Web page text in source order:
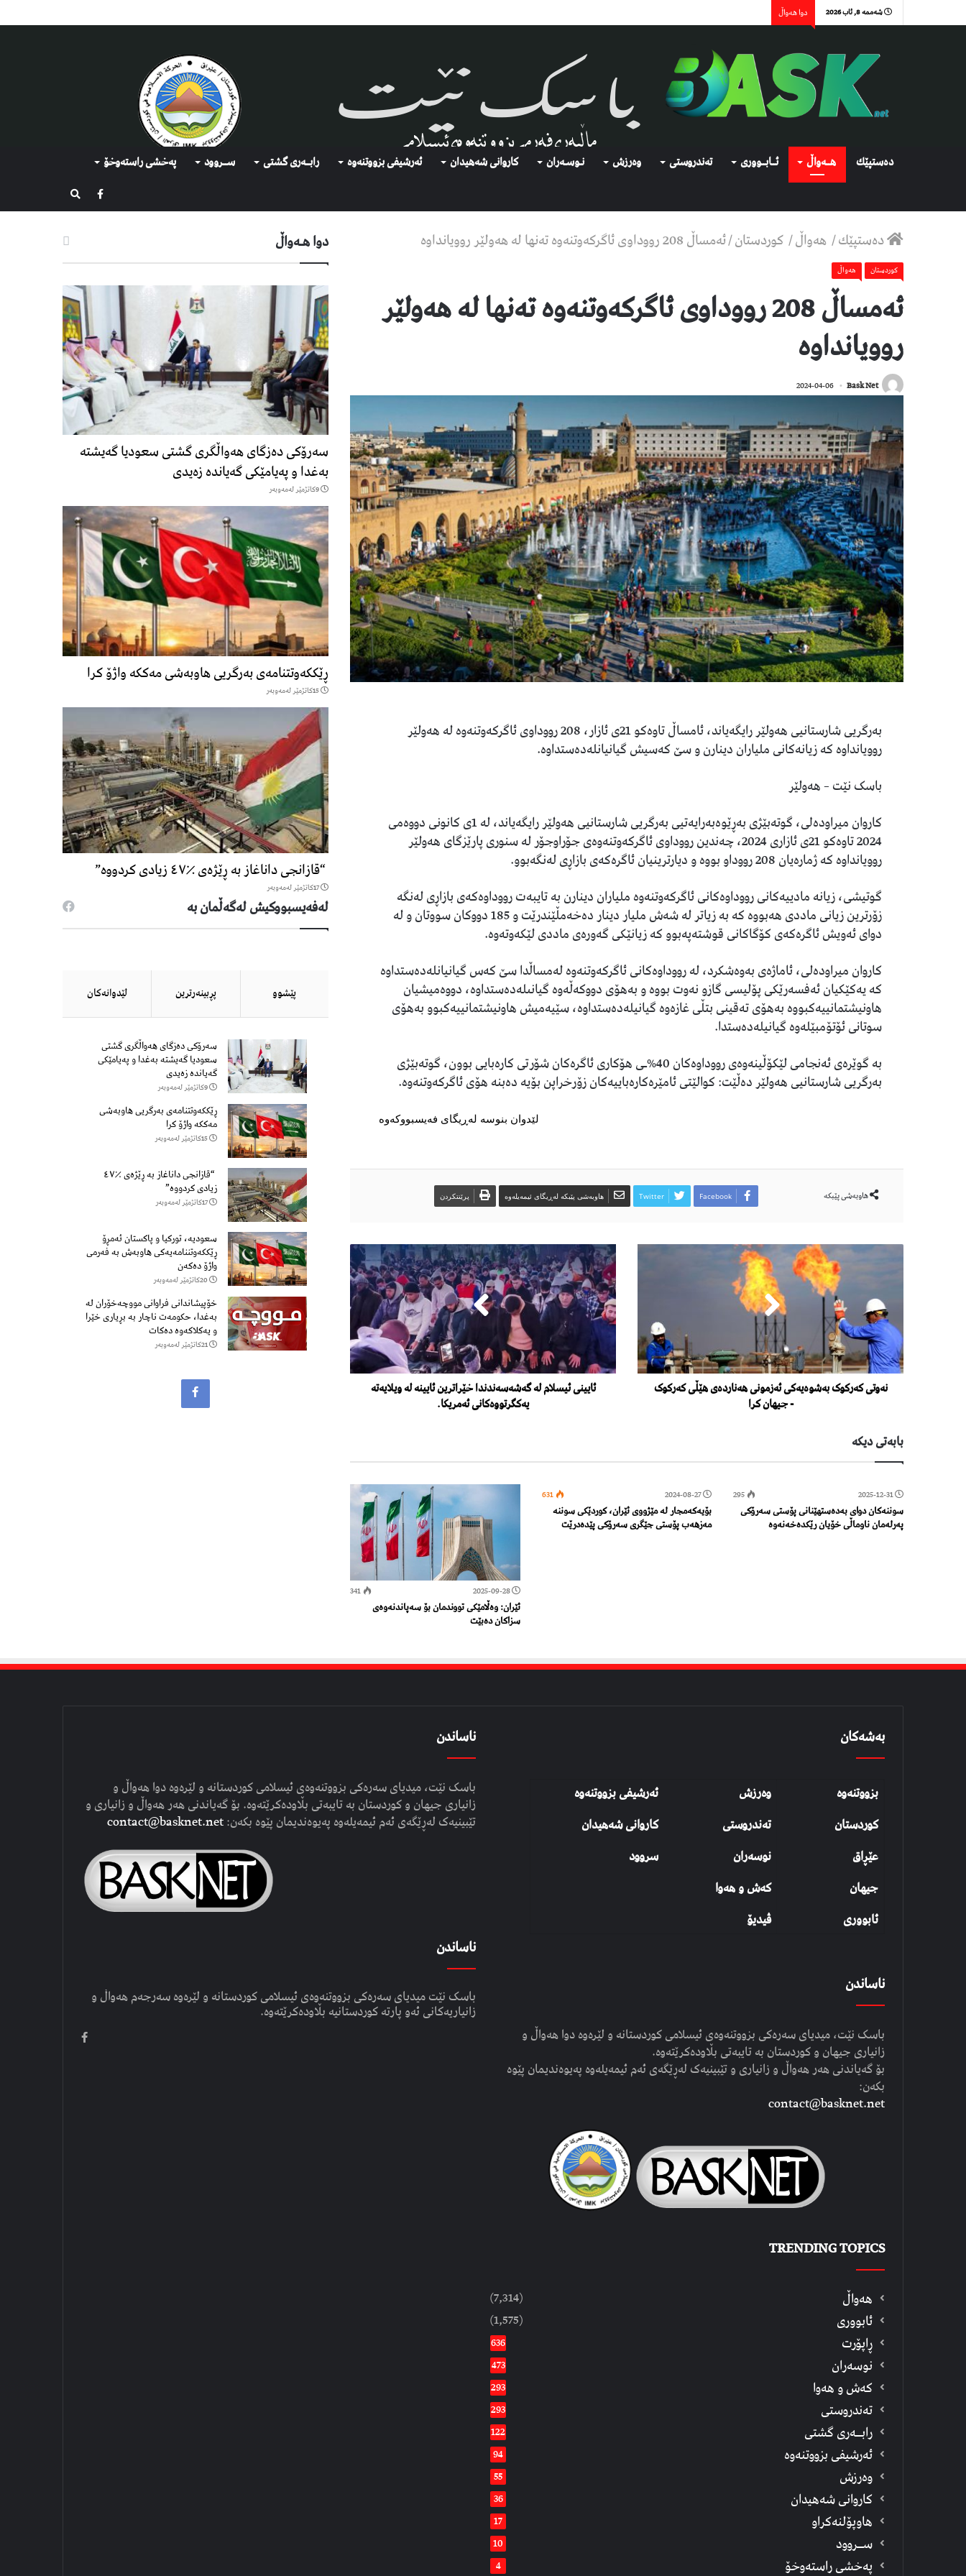
شەممە 8, ئاب 2026 دوا هەواڵ
دەستپێك هــەواڵ ئــابــووری تەندروستی وەرزش نـوسـەران كاروانی شەهیدان ئەرشیفى بزووتنەوە رابــه‌ری گشتی ســروود په‌خشی راسته‌وخۆ
گەڕان
دەستپێك/ هەواڵ/ كوردستان/ئەمساڵ 208 رووداوى ئاگرکەوتنەوە تەنها لە هەولێر روویانداوە
كوردستان هەواڵ
ئەمساڵ 208 رووداوى ئاگرکەوتنەوە تەنها لە هەولێر
روویانداوە
Bask Net
2024-04-06
بەرگریی شارستانیی هەولێر رایگەیاند، ئامساڵ تاوەکو 21ی ئازار، 208 رووداوى ئاگرکەوتنەوە لە هەولێر
روویانداوە کە زیانەکانی ملیاران دینارن و سێ کەسیش گیانیانلەدەستداوە.
باسک نێت – هەولێر
کاروان میراودەلى، گوتەبێژى بەڕێوەبەرایەتیی بەرگریى شارستانیى هەولێر رایگەیاند، لە 1ی کانونی دووەمی
2024 تاوەکو 21ی ئازاری 2024، چەندین رووداوی ئاگرکەوتنەوەی جۆراوجۆر لە سنوری پارێزگای هەولێر
روویانداوە کە ژمارەیان 208 رووداو بووە و دیارترینیان ئاگرەکەی بازاڕی لەنگەبوو.
گوتیشی، زیانە مادییەکانی رووداوەکانی ئاگرکەوتنەوە ملیاران دینارن بە تایبەت رووداوەکەی بازاڕی لەنگە
زۆرترین زیانی ماددی هەبووە کە بە زیاتر لە شەش ملیار دینار دەخەمڵێندرێت و 185 دووکان سووتان و لە
دوای ئەویش ئاگرەکەی کۆگاکانی قوشتەپەبوو کە زیانێکی گەورەی ماددی لێکەوتەوە.
کاروان میراودەلی، ئاماژەی بەوەشکرد، لە رووداوەکانی ئاگرکەوتنەوە لەمساڵدا سێ کەس گیانیانلەدەستداوە
کە یەکێکیان ئەفسەرێکى پۆلیسى گازو نەوت بووە و بەهۆی دووکەڵەوە گیانىلەدەستداوە، دووەمیشیان
هاونیشتمانییەکبووە بەهۆى تەقینى بتڵى غازەوە گیانیلەدەستداوە، سێیەمیش هاونیشتمانییەکبوو بەهۆى
سوتانى ئۆتۆمبێلەوە گیانیلەدەستدا.
بە گوێرەی ئەنجامی لێکۆڵینەوەی رووداوەکان 40%ـى هۆکارى ئاگرەکان شۆرتى کارەبایى بوون، گوتەبێژى
بەرگریى شارستانیى هەولێر دەڵێت: کوالێتی ئامێرەکارەباییەکان زۆرخراپن بۆیە دەبنە هۆی ئاگرکەوتنەوە.
لێدوان بنوسە لەڕیگای فەیسبووکەوە
هاوبەشی پێبكە Facebook
Twitter هاوبەشی پێبکە لەڕیگای ئیمەیلەوە پرێنتکردن
نەوتی کەرکوک بەشوەیەکی ئەزمونی هەناردەی هێڵی کەرکوک
- جیهان کرا
ئایینی ئیسلام لە گەشەسەندندا خێراترین ئایینە لە ویلایەتە
یەکگرتووەکانی ئەمریکا.
بابەتی دیكە
2025-12-31
295
سوننەكان دوای بەدەستهێنانی پۆستی سەرۆكی
پەرلەمان ناوماڵی خۆیان رێكدەخەنەوە
2024-08-27
631
بۆیەکەمجار لە مێژووی ئێران، کوردێکی سوننە
مەزهەب پۆستی جێگری سەرۆکی پێدەدرێت
2025-09-28
341
ئێران: وەڵامێکی تووندمان بۆ سەپاندنەوەی
سزاکان دەبێت
دوا هـه‌واڵ
سەرۆكی دەزگای هەواڵگری گشتی سعودیا گەیشتە
بەغدا و پەیامێكی گەیاندە زەیدی
9كاتژمێر لەمەوبەر
ڕێککەوتتنامەی بەرگریی هاوبەشی مەککە واژۆ کرا
15كاتژمێر لەمەوبەر
“قازانجی داناغاز بە ڕێژەی ٪٤٧ زیادی کردووە”
17كاتژمێر لەمەوبەر
لەفەیسبووكیش لەگەڵمان بە
پێشوو پڕبینەرترین لێدوانەكان
سەرۆكی دەزگای هەواڵگری گشتی
سعودیا گەیشتە بەغدا و پەیامێكی
گەیاندە زەیدی
9كاتژمێر لەمەوبەر
ڕێککەوتتنامەی بەرگریی هاوبەشی
مەککە واژۆ کرا
15كاتژمێر لەمەوبەر
“قازانجی داناغاز بە ڕێژەی ٪٤٧
زیادی کردووە”
17كاتژمێر لەمەوبەر
سعودیە، تورکیا و پاکستان ئەمڕۆ
ڕێککەوتننامەیەکی هاوبەش بە فەرمی
واژۆ دەکەن
20كاتژمێر لەمەوبەر
خۆپیشاندانی فراوانی مووچەخۆران لە
بەغدا، حکومەت ناچار بە بڕیاری خێرا
و یەکلاکەوە دەکات
21كاتژمێر لەمەوبەر
بەشەکان
بزووتنەوە
کوردستان
عێڕاق
جیهان
ئابووری
وەرزش
تەندروستی
نوسەران
کەش و هەوا
ڤیدیۆ
ئەرشیفی بزووتنەوە
کاروانی شەهیدان
سروود
ناساندن
باسک نێت، میدیای سەرەکی بزووتنەوەی ئیسلامی کوردستانە و لێرەوە دوا هەواڵ و
زانیاری جیهان و کوردستان بە تایبەتی بڵاودەکرێتەوە.
بۆ گەیاندنی هەر هەواڵ و زانیاری و تێبینیەک لەڕێگەی ئەم ئیمەیلەوە پەیوەندیمان پێوە
بکەن:
contact@basknet.net
TRENDING TOPICS
هەواڵ (7,314)
ئابووری (1,575)
ڕاپۆرت 636
نوسەران 473
كەش و هەوا 293
تەندروستی 293
رابــه‌ری گشتی 122
ئەرشیفى بزووتنەوە 94
وەرزش 55
كاروانی شەهیدان 36
هاوپۆلنەكراو 17
ســروود 10
په‌خشی راسته‌وخۆ 4
ناساندن
باسک نێت، میدیای سەرەکی بزووتنەوەی ئیسلامی کوردستانە و لێرەوە دوا هەواڵ و
زانیاری جیهان و کوردستان بە تایبەتی بڵاودەکرێتەوە. بۆ گەیاندنی هەر هەواڵ و زانیاری و
تێبینیەک لەڕێگەی ئەم ئیمەیلەوە پەیوەندیمان پێوە بکەن:contact@basknet.net
ناساندن
باسک نێت میدیای سەرەکی بزووتنەوەی ئیسلامی کوردستانە و لێرەوە سەرجەم هەواڵ و
زانیاریەکانی ئەو پارتە کوردستانیە بڵاودەکرێتەوە.